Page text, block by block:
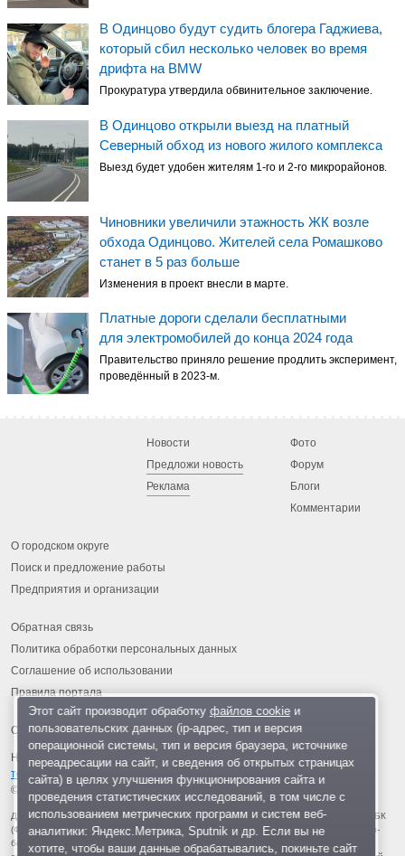
В Одинцово будут судить блогера Гаджиева,
который сбил несколько человек во время
дрифта на BMW
Прокуратура утвердила обвинительное заключение.
В Одинцово открыли выезд на платный
Северный обход из нового жилого комплекса
Выезд будет удобен жителям 1-го и 2-го микрорайонов.
Чиновники увеличили этажность ЖК возле
обхода Одинцово. Жителей села Ромашково
станет в 5 раз больше
Изменения в проект внесли в марте.
Платные дороги сделали бесплатными
для электромобилей до конца 2024 года
Правительство приняло решение продлить эксперимент,
проведённый в 2023-м.
Новости
Предложи новость
Реклама
Фото
Форум
Блоги
Комментарии
О городском округе
Поиск и предложение работы
Предприятия и организации
Обратная связь
Политика обработки персональных данных
Соглашение об использовании
Правила портала
На информационном ресурсе применяются рекомендательные
технологии
© 2013-2026 «ОИНФО»,
сделано в Одинцово
Для читателей: В России признаны экстремистскими и запрещены организации ФБК
(Фонд борьбы с коррупцией, признан иноагентом), Штабы Навального, «Национал-
большевистская партия», «Свидетели Иеговы», «Армия воли народа», «Русский
Этот сайт производит обработку файлов cookieи
пользовательских данных (ip-адрес, тип и версия
операционной системы, тип и версия браузера, источнике
переадресации на сайт, и сведения об открытых страницах
сайта) в целях улучшения функционирования сайта и
проведения статистических исследований, в том числе с
использованием метрических программ и систем веб-
аналитики: Яндекс.Метрика, Sputnik и др. Если вы не
хотите, чтобы ваши данные обрабатывались, покиньте сайт